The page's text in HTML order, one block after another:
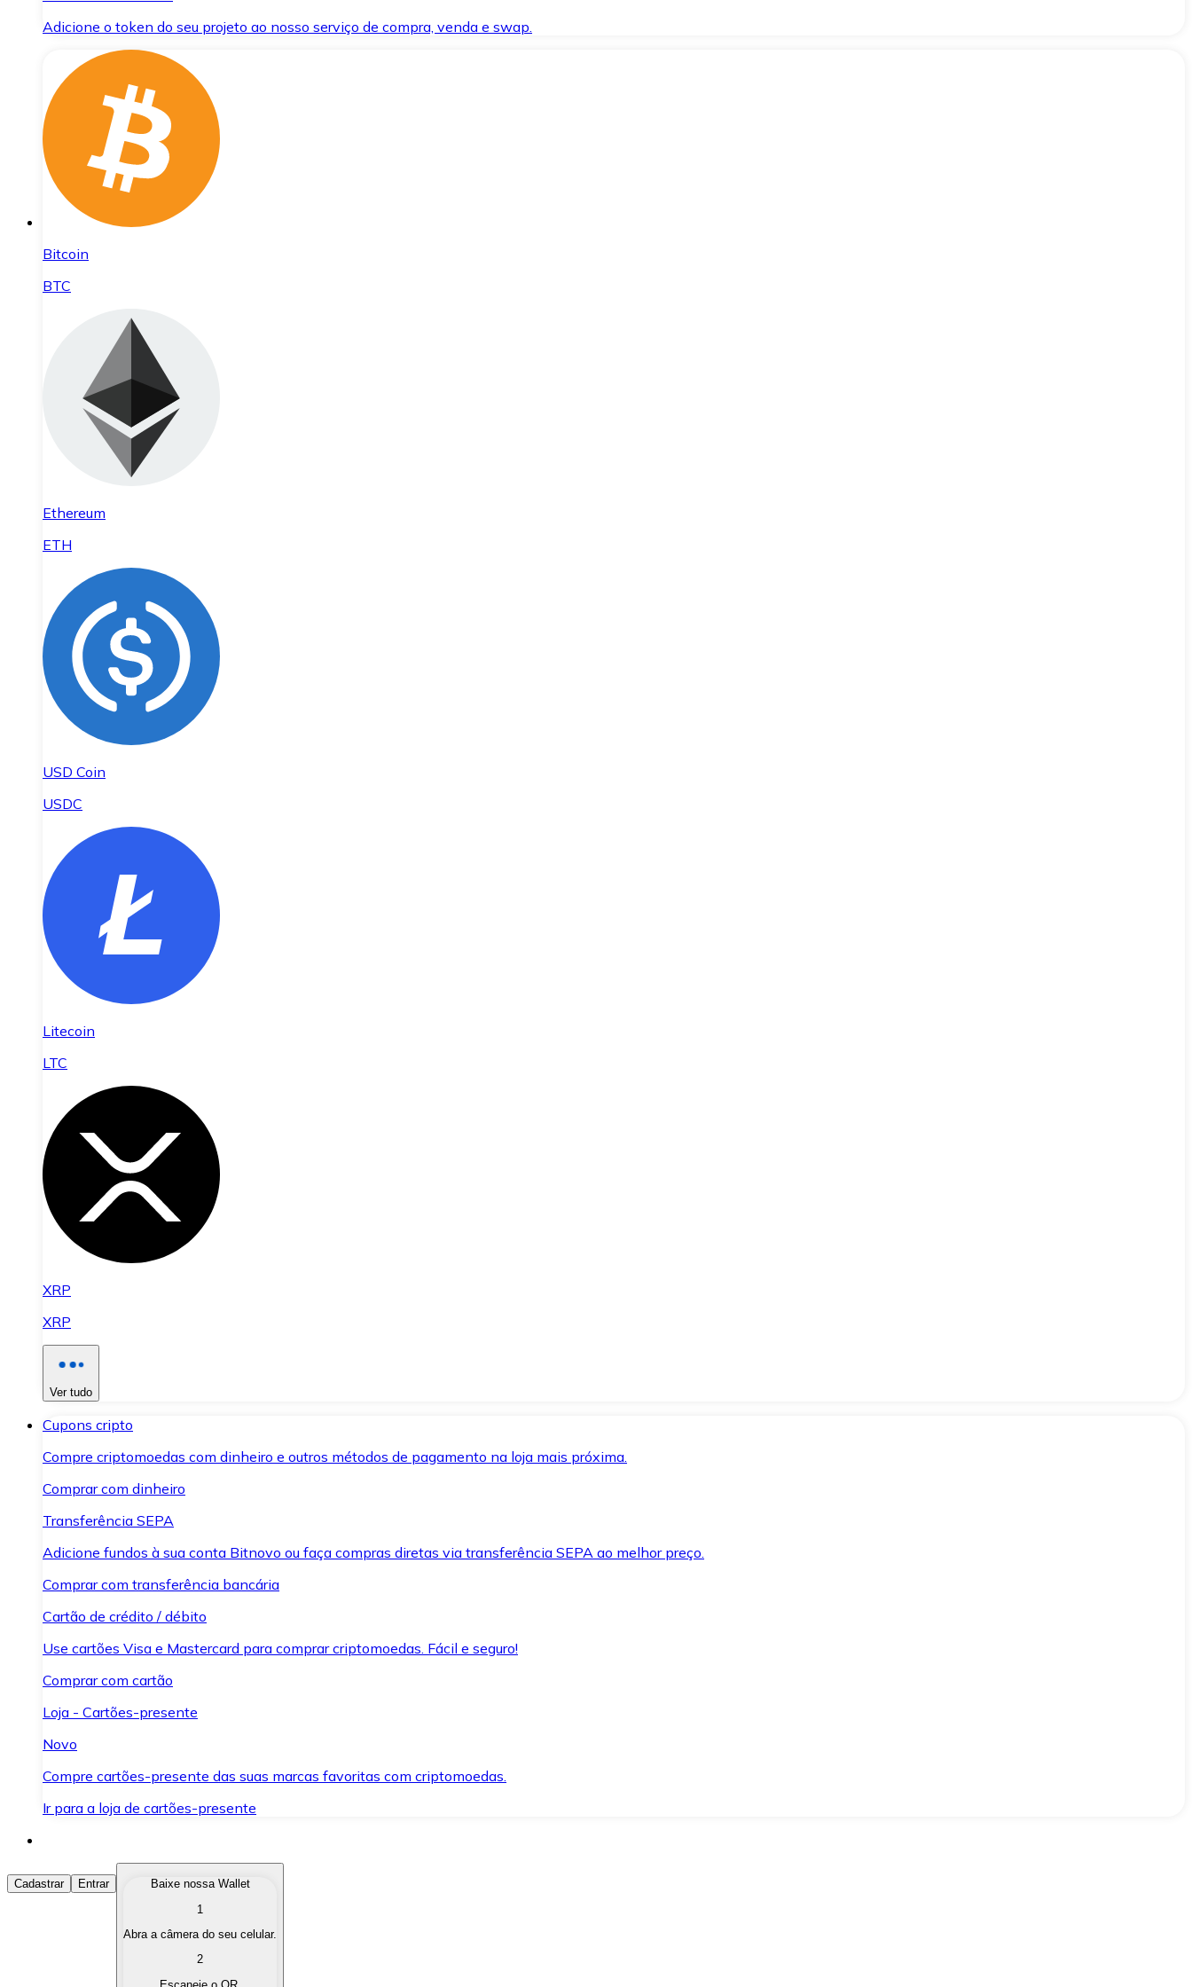
Adicione o token do seu projeto ao nosso serviço de compra, venda e swap.
Bitcoin
BTC
Ethereum
ETH
USD Coin
USDC
Litecoin
LTC
XRP
XRP
Ver tudo
Cupons cripto
Compre criptomoedas com dinheiro e outros métodos de pagamento na loja mais próxima.
Comprar com dinheiro
Transferência SEPA
Adicione fundos à sua conta Bitnovo ou faça compras diretas via transferência SEPA ao melhor preço.
Comprar com transferência bancária
Cartão de crédito / débito
Use cartões Visa e Mastercard para comprar criptomoedas. Fácil e seguro!
Comprar com cartão
Loja - Cartões-presente
Novo
Compre cartões-presente das suas marcas favoritas com criptomoedas.
Ir para a loja de cartões-presente
Comprar Criptomoedas
Compre as criptomoedas de seu interesse de forma rápida e segura.
Converta suas criptomoedas em moeda fiduciária quando precisar.
Cadastrar Entrar
Baixe nossa Wallet
1
Abra a câmera do seu celular.
2